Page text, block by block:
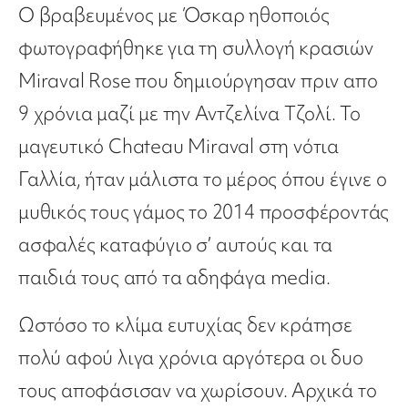
Ο βραβευμένος με Όσκαρ ηθοποιός
φωτογραφήθηκε για τη συλλογή κρασιών
Miraval Rose που δημιούργησαν πριν απο
9 χρόνια μαζί με την Αντζελίνα Τζολί. To
μαγευτικό Chateau Miraval στη νότια
Γαλλία, ήταν μάλιστα το μέρος όπου έγινε ο
μυθικός τους γάμος το 2014 προσφέροντάς
ασφαλές καταφύγιο σ’ αυτούς και τα
παιδιά τους από τα αδηφάγα media.
Ωστόσο το κλίμα ευτυχίας δεν κράτησε
πολύ αφού λιγα χρόνια αργότερα οι δυο
τους αποφάσισαν να χωρίσουν. Αρχικά το